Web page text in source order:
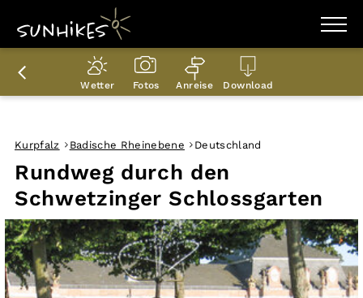
WANDERZIELE
WANDERUNGEN
ENTDECKEN
PLANER
Wetter Fotos Anreise Download
Rundweg durch den
Schwetzinger Schlossgarten
Kurpfalz Badische Rheinebene Deutschland